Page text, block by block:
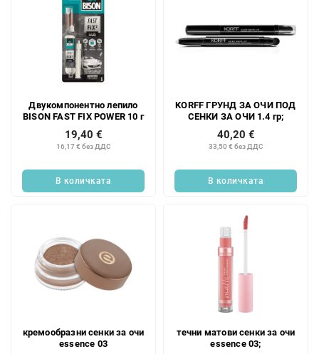
Двукомпонентно лепило
BISON FAST FIX POWER 10 г
16,17 € без ДДС
19,40 €
В количката
KORFF ГРУНД ЗА ОЧИ ПОД
СЕНКИ ЗА ОЧИ 1.4 гр;
33,50 € без ДДС
40,20 €
В количката
кремообразни сенки за очи
essence 03
течни матови сенки за очи
essence 03;